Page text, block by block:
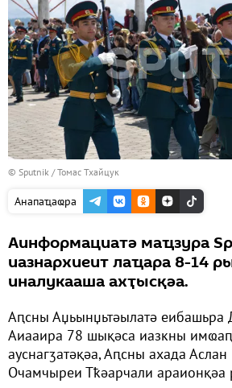
© Sputnik / Томас Тхайцук
Анапаҵаҩра
Аинформациатә маҵзура
иазнархиеит лаҵара 8-14
иналукааша ахҭысқәа.
Аԥсны Аџьынџьтәылатә еибашьра
Аиааира 78 шықәса иазкны
ауснагӡатәқәа, Аԥсны ахада
Очамчыреи Тҟәарчали